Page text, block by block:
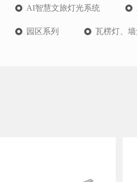
AI智慧文旅灯光系统
园区系列 瓦楞灯、